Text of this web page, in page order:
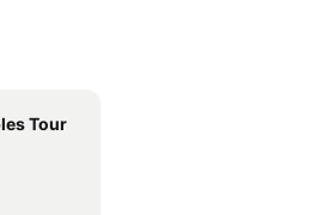
Tour